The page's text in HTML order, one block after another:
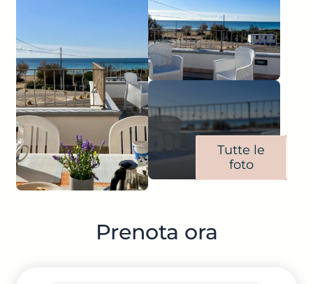
Tutte le
foto
Prenota ora